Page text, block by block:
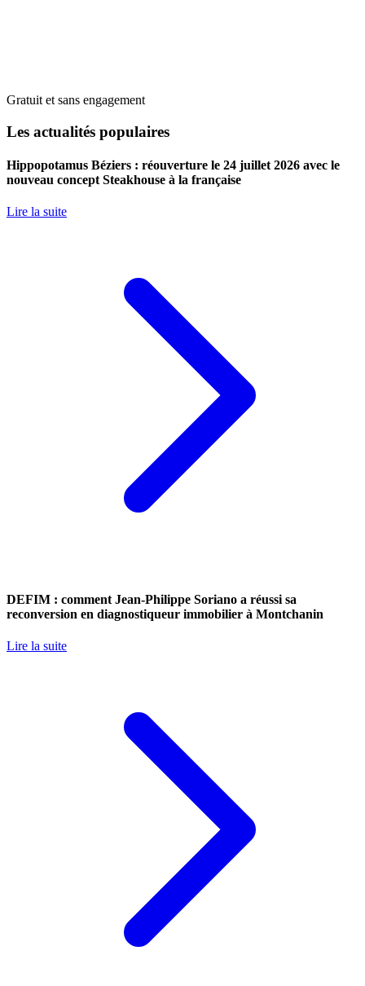
Gratuit et sans engagement
Les actualités populaires
Hippopotamus Béziers : réouverture le 24 juillet 2026 avec le
nouveau concept Steakhouse à la française
Lire la suite
DEFIM : comment Jean-Philippe Soriano a réussi sa
reconversion en diagnostiqueur immobilier à Montchanin
Lire la suite